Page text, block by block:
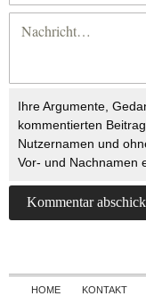
Ihre Argumente,
kommentierten
Nutzernamen und
Vor- und Nachnamen
HOME KONTAKT